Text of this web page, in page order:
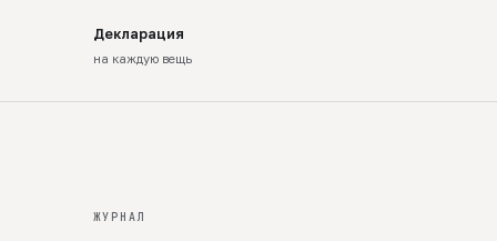
Декларация
на каждую вещь
ЖУРНАЛ